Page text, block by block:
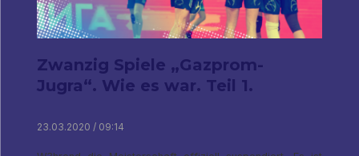
Zwanzig Spiele „Gazprom-
Jugra“. Wie es war. Teil 1.
23.03.2020 / 09:14